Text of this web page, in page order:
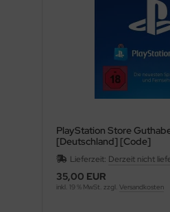
PlayStation Store
[Deutschland] [Code]
Lieferzeit: Derzeit nicht
35,00 EUR
inkl. 19 % MwSt. zzgl. Versandkosten